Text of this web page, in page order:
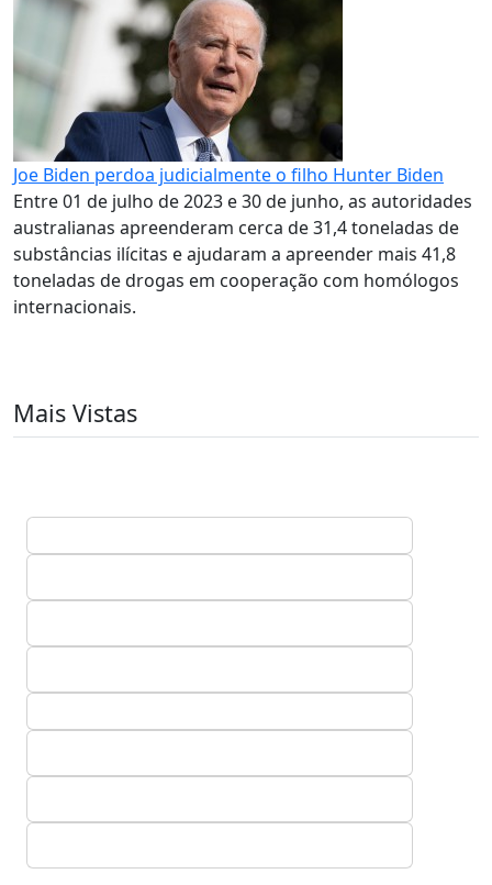
Joe Biden perdoa judicialmente o filho Hunter Biden
Entre 01 de julho de 2023 e 30 de junho, as autoridades
australianas apreenderam cerca de 31,4 toneladas de
substâncias ilícitas e ajudaram a apreender mais 41,8
toneladas de drogas em cooperação com homólogos
internacionais.
Mais Vistas